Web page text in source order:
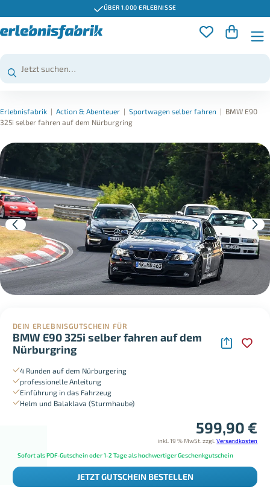
ÜBER 1.000 ERLEBNISSE
Erlebnisfabrik | Action & Abenteuer | Sportwagen selber fahren | BMW E90
325i selber fahren auf dem Nürburgring
DEIN ERLEBNISGUTSCHEIN FÜR
BMW E90 325i selber fahren auf dem
Nürburgring
4 Runden auf dem Nürburgering
professionelle Anleitung
Einführung in das Fahrzeug
Helm und Balaklava (Sturmhaube)
599,90 €
inkl. 19 % MwSt. zzgl.Versandkosten
Sofort als PDF-Gutschein oder 1-2 Tage als hochwertiger Geschenkgutschein
JETZT GUTSCHEIN BESTELLEN